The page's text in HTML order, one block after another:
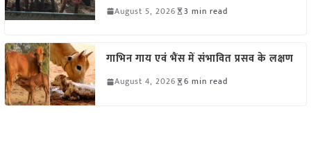
August 5, 2026 3 min read
गाभिन गाय एवं भैंस में संभावित प्रसव के लक्षण
August 4, 2026 6 min read